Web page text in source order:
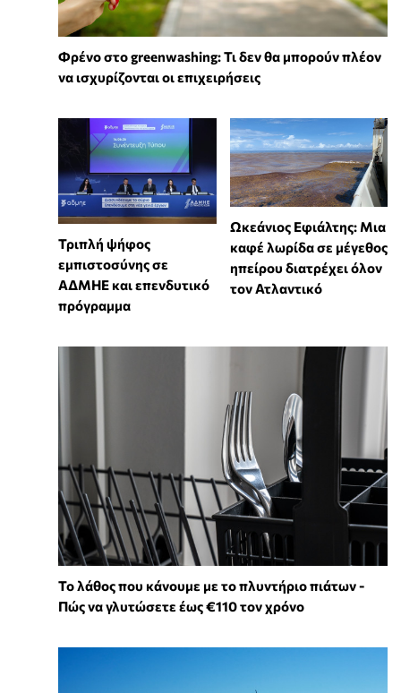
Φρένο στο greenwashing: Τι δεν θα μπορούν πλέον
να ισχυρίζονται οι επιχειρήσεις
Τριπλή ψήφος
εμπιστοσύνης σε
ΑΔΜΗΕ και επενδυτικό
πρόγραμμα
Ωκεάνιος Εφιάλτης: Μια
καφέ λωρίδα σε μέγεθος
ηπείρου διατρέχει όλον
τον Ατλαντικό
Το λάθος που κάνουμε με το πλυντήριο πιάτων -
Πώς να γλυτώσετε έως €110 τον χρόνο